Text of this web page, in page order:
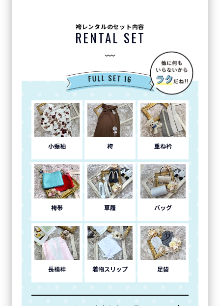
袴レンタルのセット内容
RENTAL SET
小振袖 袴 重ね衿
袴帯 草履 バッグ
長襦袢 着物スリップ 足袋